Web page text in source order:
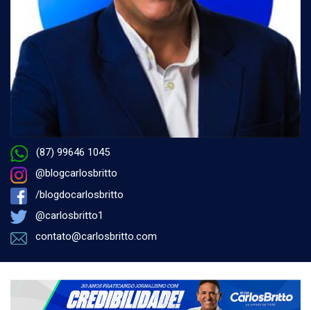
(87) 99646 1045
@blogcarlosbritto
/blogdocarlosbritto
@carlosbritto1
contato@carlosbritto.com